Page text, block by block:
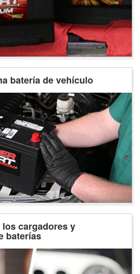
batería de vehículo
cargadores y
baterías